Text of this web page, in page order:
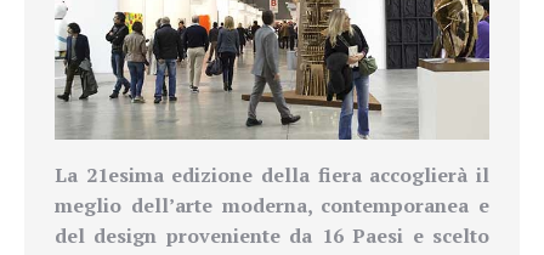
La 21esima edizione della fiera accoglierà il
meglio dell’arte moderna, contemporanea e
del design proveniente da 16 Paesi e scelto